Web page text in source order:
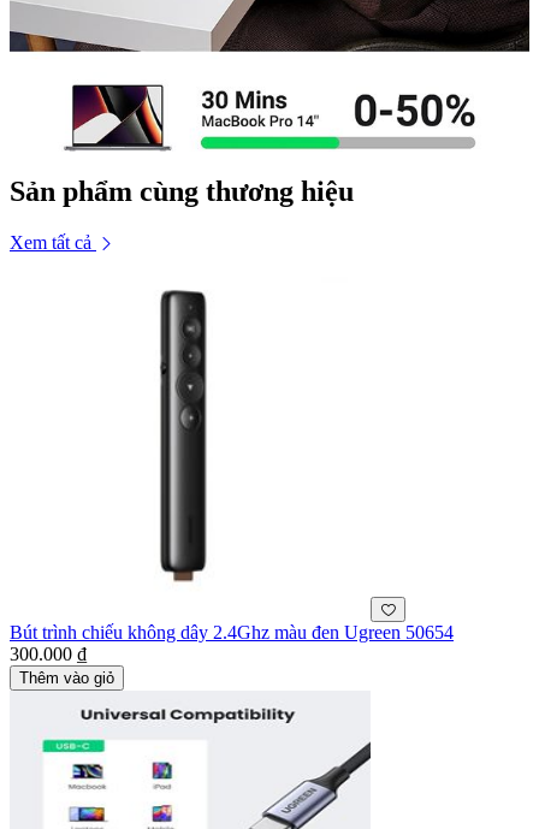
Sản phẩm cùng thương hiệu
Xem tất cả
Bút trình chiếu không dây 2.4Ghz màu đen Ugreen 50654
300.000 ₫
Thêm vào giỏ